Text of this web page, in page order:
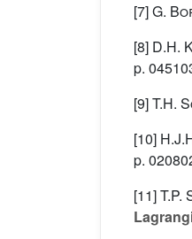
[7]G.
[8] D.H.
p.
[9]T.H.
[10]
p.
[11]T.P.